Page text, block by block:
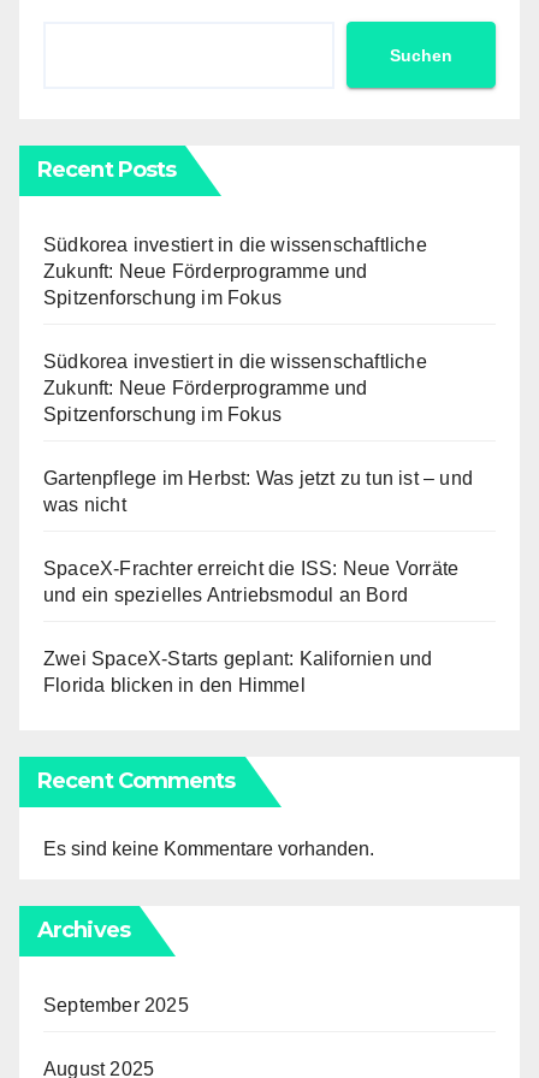
Suchen
Recent Posts
Südkorea investiert in die wissenschaftliche
Zukunft: Neue Förderprogramme und
Spitzenforschung im Fokus
Südkorea investiert in die wissenschaftliche
Zukunft: Neue Förderprogramme und
Spitzenforschung im Fokus
Gartenpflege im Herbst: Was jetzt zu tun ist – und
was nicht
SpaceX-Frachter erreicht die ISS: Neue Vorräte
und ein spezielles Antriebsmodul an Bord
Zwei SpaceX-Starts geplant: Kalifornien und
Florida blicken in den Himmel
Recent Comments
Es sind keine Kommentare vorhanden.
Archives
September 2025
August 2025